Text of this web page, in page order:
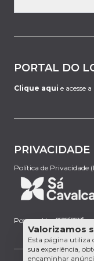
PORTAL DO
Clique aqui e acesse
PRIVACIDADE
Política de Privacidade
Powered by:
Valorizamos
Esta página utiliza
sua experiência,
encaminhar